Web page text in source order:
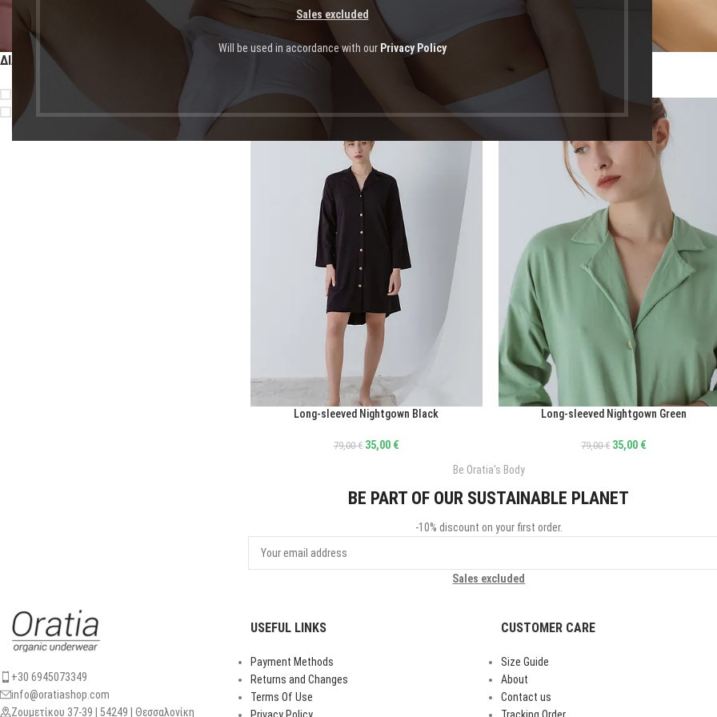
Sales excluded
Will be used in accordance with our Privacy Policy
ΔΙΑΘΕΣΙΜΌΤΗΤΑ
On sale
In stock
Προϊόντα με ετικέτα “μανίκια μέχρι τον καρπό”
-56%
Long-sleeved Nightgown Black
79,00€ 35,00 €
-56%
Long-sleeved Nightgown Green
79,00€ 35,00 €
Be Oratia's Body
BE PART OF OUR SUSTAINABLE PLANET
-10% discount on your first order.
Sales excluded
+30 6945073349
info@oratiashop.com
Ζουμετίκου 37-39 | 54249 | Θεσσαλονίκη
USEFUL LINKS
Payment Methods
Returns and Changes
Terms Of Use
CUSTOMER CARE
Size Guide
About
Contact us